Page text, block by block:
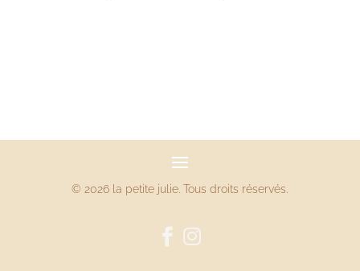
© 2026 la petite julie. Tous droits réservés.
 